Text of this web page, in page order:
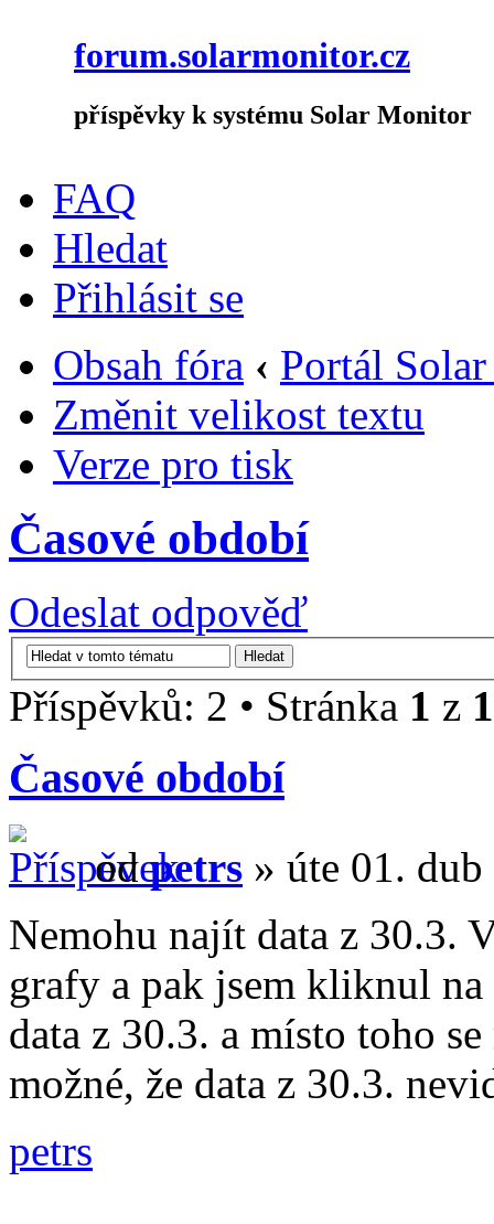
forum.solarmonitor.cz
příspěvky k systému Solar Monitor
FAQ
Hledat
Přihlásit se
Obsah fóra ‹ Portál
Změnit velikost textu
Verze pro tisk
Časové období
Odeslat odpověď
Příspěvků: 2 • Stránka 1 z 1
Časové období
odpetrs » úte 01.
Nemohu najít data z 30.3.
grafy a pak jsem kliknul
data z 30.3. a místo toho
možné, že data z 30.3.
petrs